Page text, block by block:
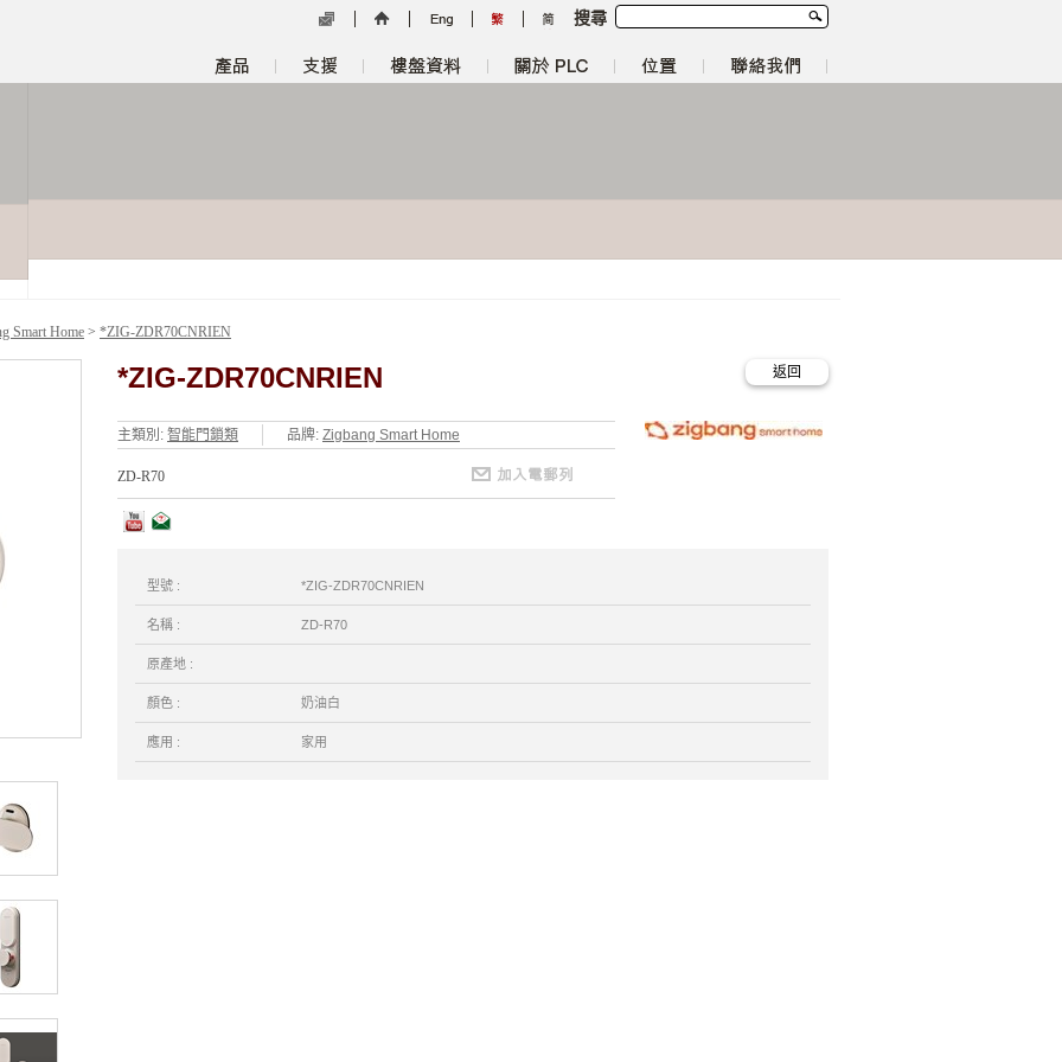
搜尋
Smart Home > *ZIG-ZDR70CNRIEN
返回
*ZIG-ZDR70CNRIEN
主類別: 智能門鎖類 品牌: Zigbang Smart Home
ZD-R70
型號 : *ZIG-ZDR70CNRIEN
名稱 : ZD-R70
原產地 :
顏色 : 奶油白
應用 : 家用